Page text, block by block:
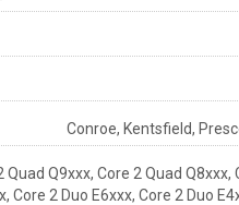
Conroe, Kentsfield,
Quad Q9xxx, Core 2 Quad Q8xxx,
Core 2 Duo E6xxx, Core 2 Duo